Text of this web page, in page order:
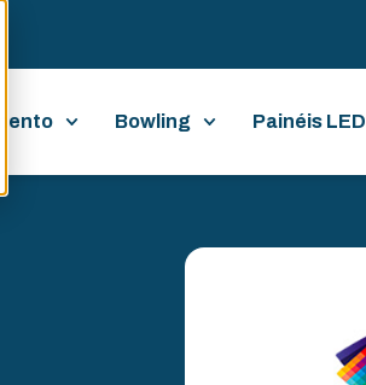
Bowling Painéis LED